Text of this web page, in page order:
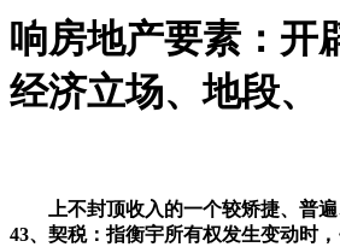
响房地产要素：开
经济立场、地段、
上不封顶收入的一个较矫捷、普遍
43、契税：指衡宇所有权发生变动时